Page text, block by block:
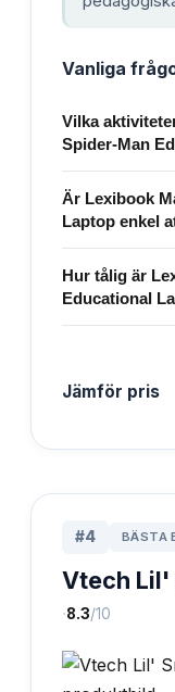
Vanliga
Vilka
Spider-Man
Är Lexibook
Laptop enkel
Hur tålig är
Educational
Jämför pris
#4 BÄSTA
Vtech Lil'
·8.3/10